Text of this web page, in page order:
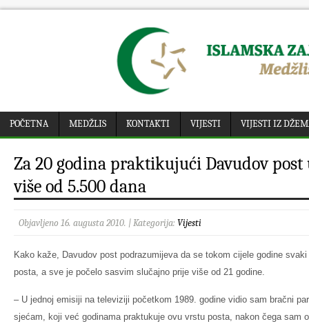
POČETNA MEDŽLIS KONTAKTI VIJESTI VIJESTI IZ
Za 20 godina praktikujući Davudov post
više od 5.500 dana
Objavljeno 16. augusta 2010. | Kategorija: Vijesti
Kako kaže, Davudov post podrazumijeva da se tokom cijele godine
posta, a sve je počelo sasvim slučajno prije više od 21 godine.
– U jednoj emisiji na televiziji početkom 1989. godine vidio sam bračni
sjećam, koji već godinama praktukuje ovu vrstu posta, nakon čega sam